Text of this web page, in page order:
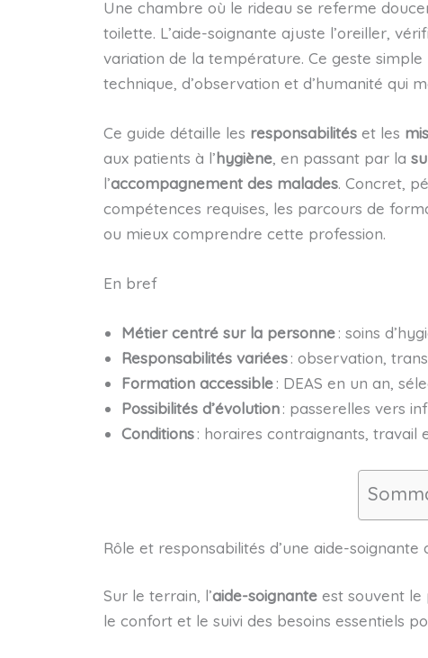
Une chambre où le rideau se referme
toilette. L’aide-soignante ajuste l’oreiller,
variation de la température. Ce geste
technique, d’observation et d’humanité qui
Ce guide détaille les responsabilitéset les
aux patients à l’hygiène, en passant par la
l’accompagnement des malades. Concret,
compétences requises, les parcours de
ou mieux comprendre cette profession.
En bref
Métier centré sur la personne: soins
Responsabilités variées: observation,
Formation accessible: DEAS en un an,
Possibilités d’évolution: passerelles vers
Conditions: horaires contraignants, travail
Rôle et responsabilités d’une aide-soignante
Sur le terrain, l’aide-soignanteest souvent le
le confort et le suivi des besoins essentiels